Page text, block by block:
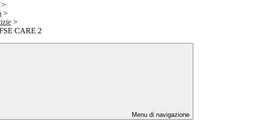
>
>
>
CARE 2
Menu di navigazione